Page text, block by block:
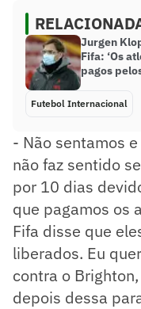
Jurgen
Fifa: ‘Os
pagos
Futebol Internacional
- Não sentamos
não faz sentido
por 10 dias
que pagamos os
Fifa disse que
liberados. Eu
contra o
depois dessa